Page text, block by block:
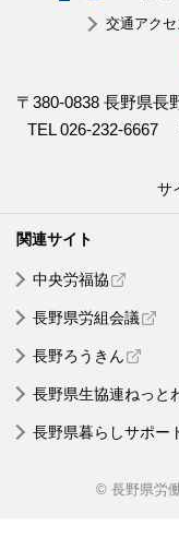
交通アクセ
〒380-0838 長野県長
TEL 026-232-6667
サ
中央労福協
長野県労組会議
長野ろうきん
長野県生協連ねっと
長野県暮らしサポー
© 長野県労